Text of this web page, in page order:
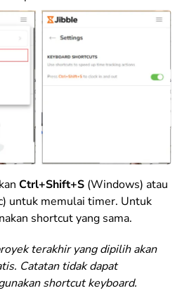
Ctrl+Shift+S (Windows) atau
untuk memulai timer. Untuk
shortcut yang sama.
terakhir yang dipilih akan
Catatan tidak dapat
shortcut keyboard.